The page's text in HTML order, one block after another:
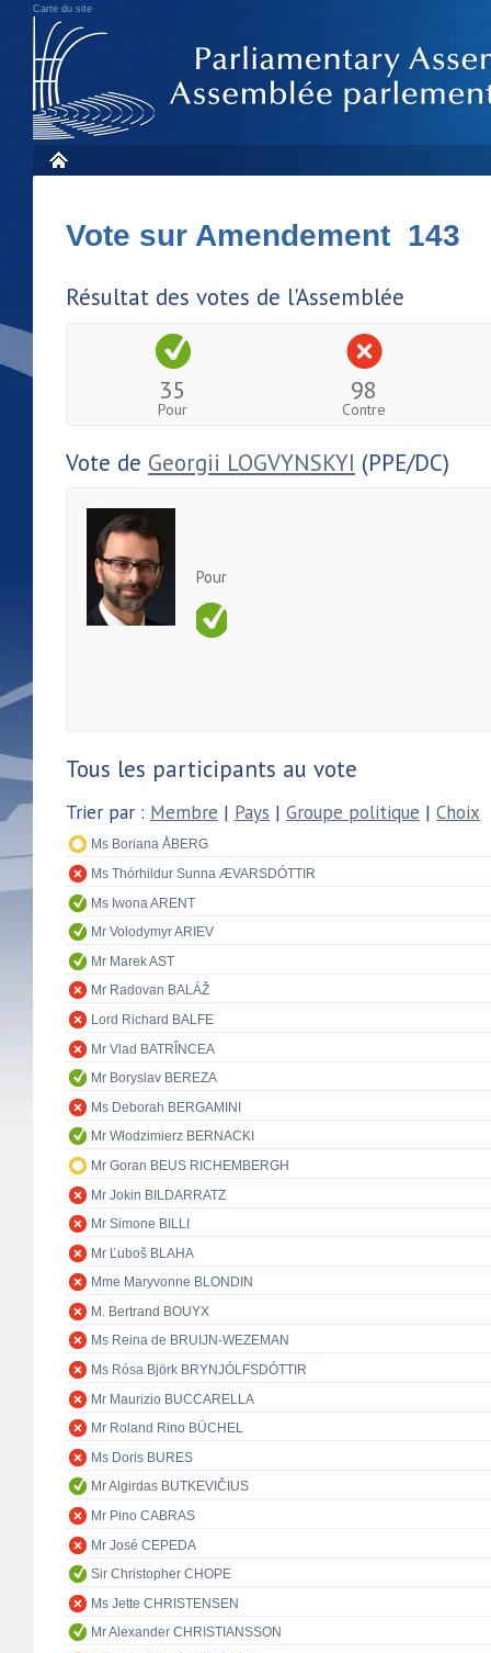
Carte du site
Vote sur Amendement 143
Résultat des votes de l'Assemblée
35
Pour
98
Contre
Vote de Georgii LOGVYNSKYI (PPE/DC)
Pour
Tous les participants au vote
Trier par : Membre | Pays | Groupe politique | Choix
Ms Boriana ÅBERG
Ms Thórhildur Sunna ÆVARSDÓTTIR
Ms Iwona ARENT
Mr Volodymyr ARIEV
Mr Marek AST
Mr Radovan BALÁŽ
Lord Richard BALFE
Mr Vlad BATRÎNCEA
Mr Boryslav BEREZA
Ms Deborah BERGAMINI
Mr Włodzimierz BERNACKI
Mr Goran BEUS RICHEMBERGH
Mr Jokin BILDARRATZ
Mr Simone BILLI
Mr Ľuboš BLAHA
Mme Maryvonne BLONDIN
M. Bertrand BOUYX
Ms Reina de BRUIJN-WEZEMAN
Ms Rósa Björk BRYNJÓLFSDÓTTIR
Mr Maurizio BUCCARELLA
Mr Roland Rino BÜCHEL
Ms Doris BURES
Mr Algirdas BUTKEVIČIUS
Mr Pino CABRAS
Mr José CEPEDA
Sir Christopher CHOPE
Ms Jette CHRISTENSEN
Mr Alexander CHRISTIANSSON